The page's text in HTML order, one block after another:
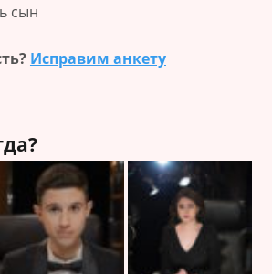
сын
Исправим анкету